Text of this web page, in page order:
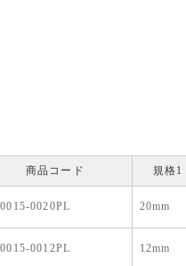
商品コード 規格1
0020PL 20mm
0012PL 12mm